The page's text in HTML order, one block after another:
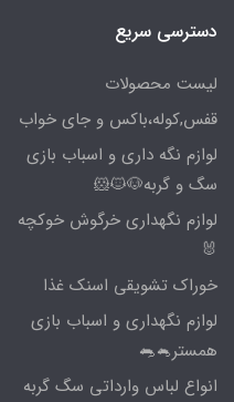
دسترسی سریع
لیست محصولات
قفس,کوله،باکس و جای خواب
لوازم نگه داری و اسباب بازی
سگ و گربه🐶🐱🐹
لوازم نگهداری خرگوش خوکچه
🐰
خوراک تشویقی اسنک غذا
لوازم نگهداری و اسباب بازی
همستر🐁🐀
انواع لباس وارداتی سگ گربه